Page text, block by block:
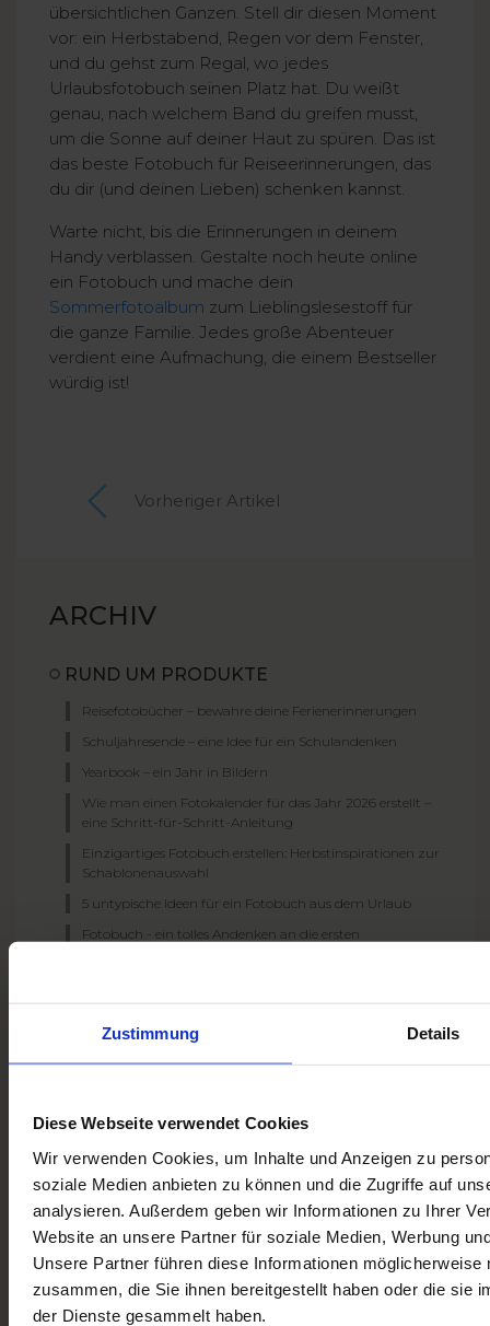
Zustimmung Details
Diese Webseite verwendet Cookies
Wir verwenden Cookies, um Inhalte und Anzeigen zu
soziale Medien anbieten zu können und die Zugriffe auf
analysieren. Außerdem geben wir Informationen zu Ihrer
Website an unsere Partner für soziale Medien, Werbung
Unsere Partner führen diese Informationen möglicherweise
zusammen, die Sie ihnen bereitgestellt haben oder die sie
der Dienste gesammelt haben.
übersichtlichen Ganzen. Stell dir diesen Moment
vor: ein Herbstabend, Regen vor dem Fenster,
und du gehst zum Regal, wo jedes
Urlaubsfotobuch seinen Platz hat. Du weißt
genau, nach welchem Band du greifen musst,
um die Sonne auf deiner Haut zu spüren. Das ist
das beste Fotobuch für Reiseerinnerungen, das
du dir (und deinen Lieben) schenken kannst.
Warte nicht, bis die Erinnerungen in deinem
Handy verblassen. Gestalte noch heute online
ein Fotobuch und mache dein
Sommerfotoalbum zum Lieblingslesestoff für
die ganze Familie. Jedes große Abenteuer
verdient eine Aufmachung, die einem Bestseller
würdig ist!
Vorheriger Artikel
ARCHIV
RUND UM PRODUKTE
Reisefotobücher – bewahre deine Ferienerinnerungen
Schuljahresende – eine Idee für ein Schulandenken
Yearbook – ein Jahr in Bildern
Wie man einen Fotokalender für das Jahr 2026 erstellt –
eine Schritt-für-Schritt-Anleitung
Einzigartiges Fotobuch erstellen: Herbstinspirationen zur
Schablonenauswahl
5 untypische Ideen für ein Fotobuch aus dem Urlaub
Fotobuch - ein tolles Andenken an die ersten
die besten Vorlagen
Keine Idee für Wanddeko? 7 einzigartige Tipps für selbst
Wie gestaltet man ein Fotobuch-Cover?
5 Schritte zur Gestaltung des Fotobuches - Yearbook
6 Ideen für Yearbook in Form eines Kalenders
Namen der Hochzeitsgäste und Tischnummern
Lass dich in eine Sommerstimmung versetzen – die TOP
15 Schablonen für ein Sommerfotobuch